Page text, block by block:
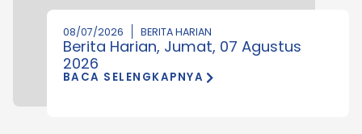
08/07/2026 BERITA HARIAN
Berita Harian, Jumat, 07 Agustus
2026
BACA SELENGKAPNYA